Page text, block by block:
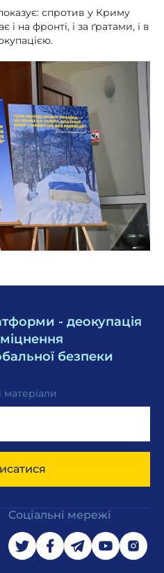
спротив у Криму
і на фронті, і за ґратами, і в
- деокупація
безпеки
матеріали
Соціальні мережі